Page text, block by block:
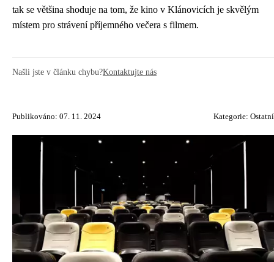
tak se většina shoduje na tom, že kino v Klánovicích je skvělým
místem pro strávení příjemného večera s filmem.
Našli jste v článku chybu?Kontaktujte nás
Publikováno: 07. 11. 2024 Kategorie: Ostatní